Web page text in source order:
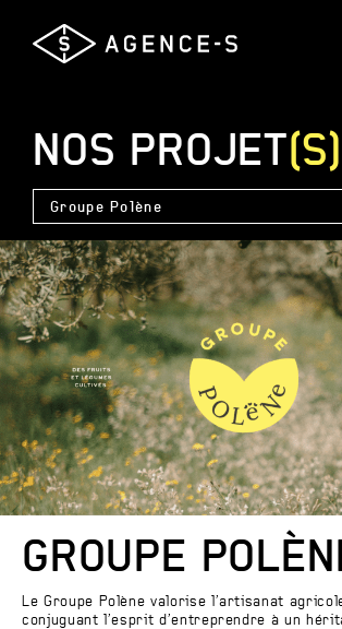
&
Partners
NOS PROJET(S)
Groupe Polène
GROUPE
Le Groupe Polène valorise l’artisanat
conjuguant l’esprit d’entreprendre à un